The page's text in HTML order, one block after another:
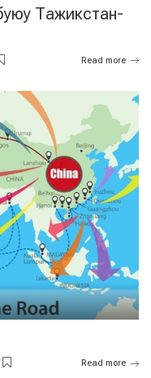
Тажикстан-
Read more
Read more